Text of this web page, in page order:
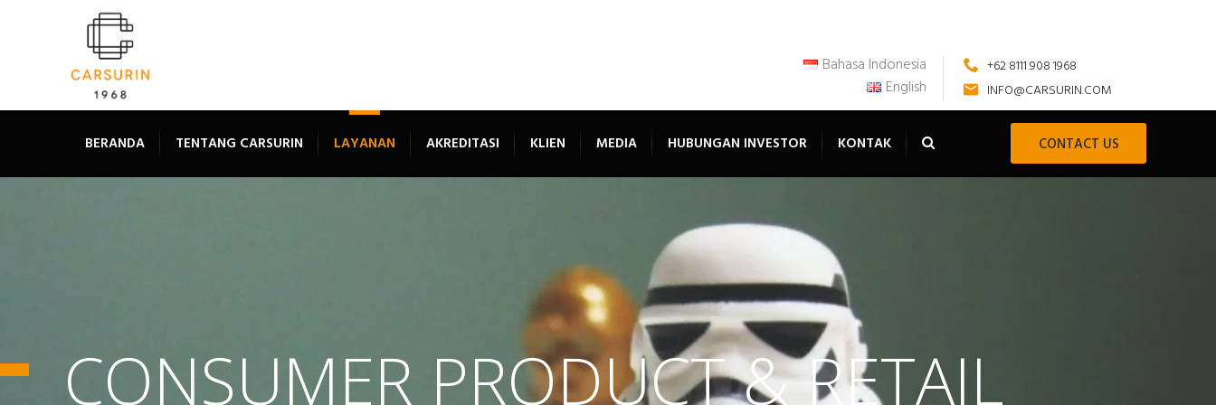
+62 8111 908 1968
INFO@CARSURIN.COM
Bahasa Indonesia
English
BERANDA TENTANG CARSURIN LAYANAN AKREDITASI KLIEN MEDIA HUBUNGAN INVESTOR KONTAK CONTACT US
CONSUMER PRODUCT & RETAIL